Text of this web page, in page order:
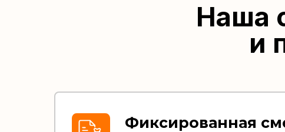
Наша
и
Фиксированная